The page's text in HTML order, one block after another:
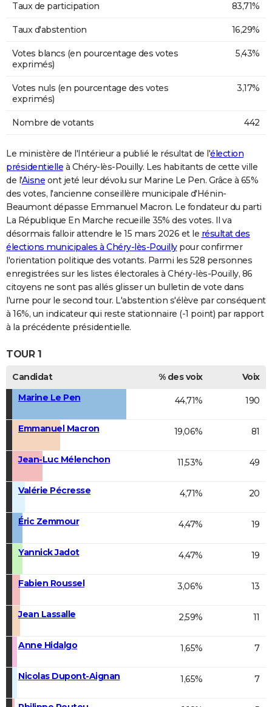
Taux de participation 83,71%
Taux d'abstention 16,29%
Votes blancs (en pourcentage des votes
exprimés)
5,43%
Votes nuls (en pourcentage des votes
exprimés)
3,17%
Nombre de votants 442
Le ministère de l'Intérieur a publié le résultat de l'élection
présidentielle à Chéry-lès-Pouilly. Les habitants de cette ville
de l'Aisne ont jeté leur dévolu sur Marine Le Pen. Grâce à 65%
des votes, l'ancienne conseillère municipale d'Hénin-
Beaumont dépasse Emmanuel Macron. Le fondateur du parti
La République En Marche recueille 35% des votes. Il va
désormais falloir attendre le 15 mars 2026 et le résultat des
élections municipales à Chéry-lès-Pouillypour confirmer
l'orientation politique des votants. Parmi les 528 personnes
enregistrées sur les listes électorales à Chéry-lès-Pouilly, 86
citoyens ne sont pas allés glisser un bulletin de vote dans
l'urne pour le second tour. L'abstention s'élève par conséquent
à 16%, un indicateur qui reste stationnaire (-1 point) par rapport
à la précédente présidentielle.
TOUR 1
Candidat % des voix
Voix
Marine Le Pen
44,71% 190
Emmanuel Macron 19,06% 81
Jean-Luc Mélenchon 11,53% 49
Valérie Pécresse 4,71% 20
Éric Zemmour 4,47% 19
Yannick Jadot 4,47% 19
Fabien Roussel 3,06% 13
Jean Lassalle 2,59% 11
Anne Hidalgo 1,65% 7
Nicolas Dupont-Aignan 1,65% 7